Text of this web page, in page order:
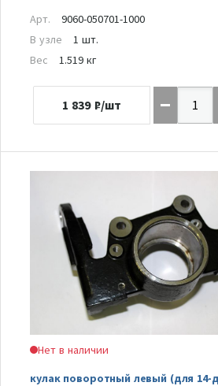
Арт.
9060-050701-1000
В узле
1 шт.
Вес
1.519 кг
1 839 ₽/шт
Нет в наличии
кулак поворотный левый (для